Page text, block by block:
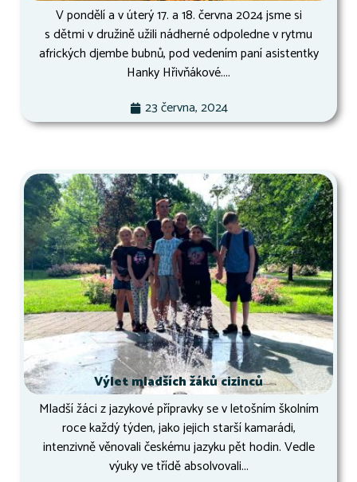
V pondělí a v úterý 17. a 18. června 2024 jsme si
s dětmi v družině užili nádherné odpoledne v rytmu
afrických djembe bubnů, pod vedením paní asistentky
Hanky Hřivňákové....
23 června, 2024
Výlet mladších žáků cizinců
Mladší žáci z jazykové přípravky se v letošním školním
roce každý týden, jako jejich starší kamarádi,
intenzivně věnovali českému jazyku pět hodin. Vedle
výuky ve třídě absolvovali...